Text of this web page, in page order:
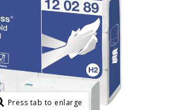
Press tab to enlarge